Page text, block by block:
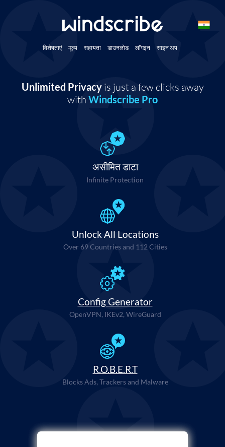
विशेषताएं मूल्य सहायता डाउनलोड लॉगइन साइन अप
Unlimited Privacyis just a few clicks away
with Windscribe Pro
असीमित डाटा
Infinite Protection
Unlock All Locations
Over 69 Countries and 112 Cities
Config Generator
OpenVPN, IKEv2, WireGuard
R.O.B.E.R.T
Blocks Ads, Trackers and Malware